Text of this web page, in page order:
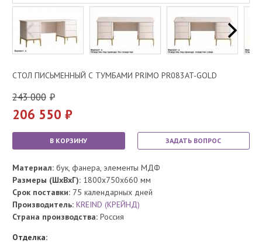
СТОЛ ПИСЬМЕННЫЙ С ТУМБАМИ PRIMO PR083AT-GOLD
243 000
206 550
В КОРЗИНУ ЗАДАТЬ ВОПРОС
Материал: бук, фанера, элементы МДФ
Размеры (ШхВхГ): 1800x750x660 мм
Срок поставки: 75 календарных дней
Производитель: KREIND (КРЕЙНД)
Страна производства: Россия
Отделка: